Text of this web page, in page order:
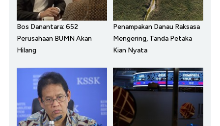
Bos Danantara: 652
Perusahaan BUMN Akan
Hilang
Penampakan Danau Raksasa
Mengering, Tanda Petaka
Kian Nyata